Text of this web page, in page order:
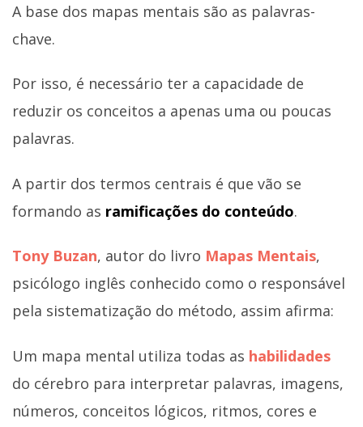
A base dos mapas mentais são as palavras-
chave.
Por isso, é necessário ter a capacidade de
reduzir os conceitos a apenas uma ou poucas
palavras.
A partir dos termos centrais é que vão se
formando as ramificações do conteúdo.
Tony Buzan, autor do livro Mapas Mentais,
psicólogo inglês conhecido como o responsável
pela sistematização do método, assim afirma:
Um mapa mental utiliza todas as habilidades
do cérebro para interpretar palavras, imagens,
números, conceitos lógicos, ritmos, cores e